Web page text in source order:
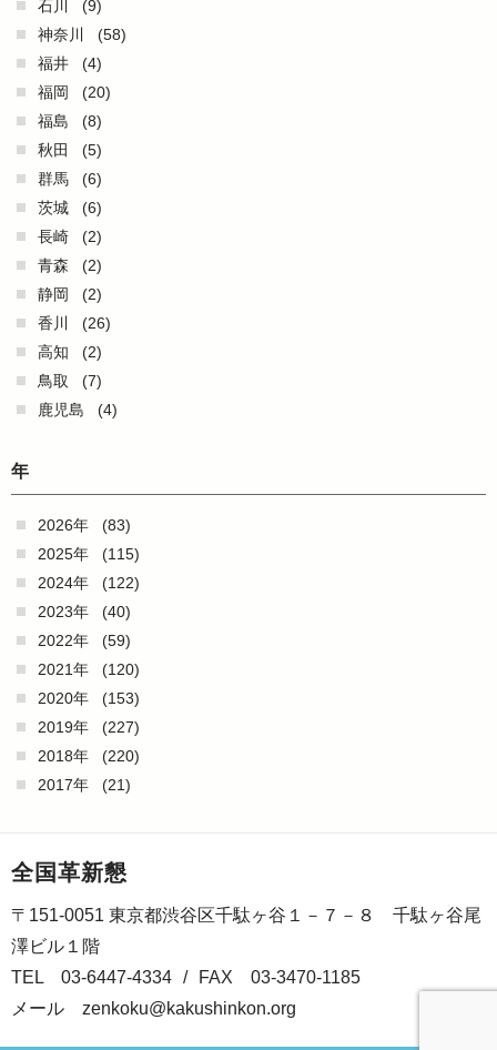
石川
(9)
神奈川
(58)
福井
(4)
福岡
(20)
福島
(8)
秋田
(5)
群馬
(6)
茨城
(6)
長崎
(2)
青森
(2)
静岡
(2)
香川
(26)
高知
(2)
鳥取
(7)
鹿児島
(4)
年
2026年
(83)
2025年
(115)
2024年
(122)
2023年
(40)
2022年
(59)
2021年
(120)
2020年
(153)
2019年
(227)
2018年
(220)
2017年
(21)
全国革新懇
〒151-0051 東京都渋谷区千駄ヶ谷１－７－８ 千駄ヶ谷尾
澤ビル１階
TEL 03-6447-4334 /
FAX 03-3470-1185
メール zenkoku@kakushinkon.org